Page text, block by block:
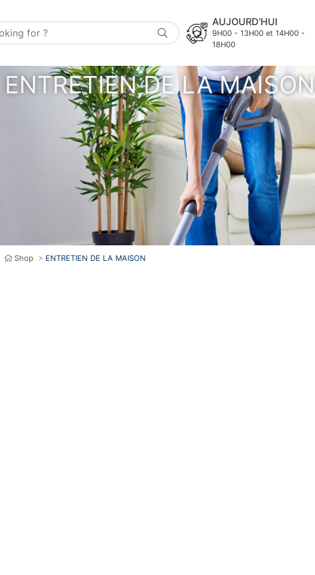
AUJOURD'HUI
9H00 - 13H00 et 14H00 -
18H00
ENTRETIEN DE LA MAISON
Shop > ENTRETIEN DE LA MAISON